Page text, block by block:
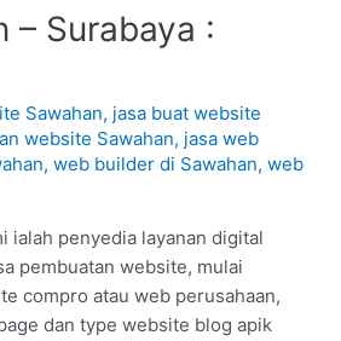
– Surabaya :
Sawahan, jasa buat website
website Sawahan, jasa web
,web builder di Sawahan,web
ialah penyedia layanan digital
pembuatan website, mulai
compro atau web perusahaan,
dan type website blog apik